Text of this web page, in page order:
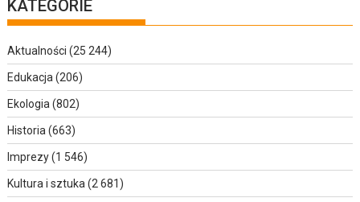
KATEGORIE
Aktualności (25 244)
Edukacja (206)
Ekologia (802)
Historia (663)
Imprezy(1 546)
Kultura i sztuka (2 681)